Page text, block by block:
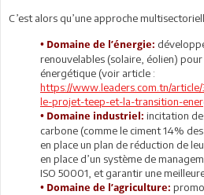
C’est alors qu’une approche
• Domaine de l’énergie:
renouvelables (solaire, éolien)
énergétique (voir article :
https://www.leaders.com.tn/
le-projet-teep-et-la-transition-
• Domaine industriel: incitation
carbone (comme le ciment 14%
en place un plan de réduction de
en place d’un système de
ISO 50001, et garantir une
• Domaine de l’agriculture: